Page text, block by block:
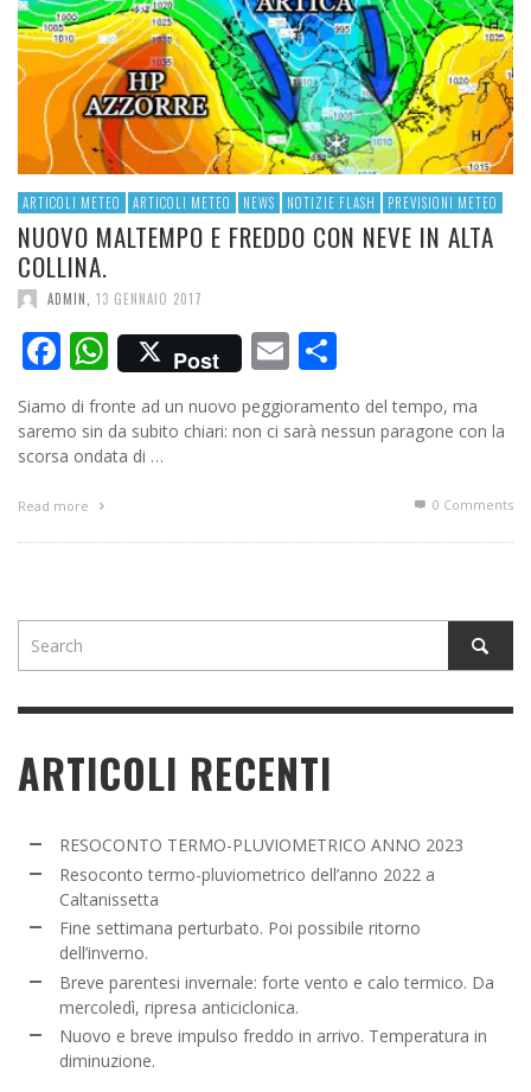
ARTICOLI METEO ARTICOLI METEO NEWS NOTIZIE FLASH PREVISIONI METEO
NUOVO MALTEMPO E FREDDO CON NEVE IN ALTA
COLLINA.
ADMIN 13 GENNAIO 2017
Facebook
WhatsApp
Post Email
Siamo di fronte ad un nuovo peggioramento del tempo, ma
saremo sin da subito chiari: non ci sarà nessun paragone con la
scorsa ondata di …
Read more 0 Comments
ARTICOLI RECENTI
RESOCONTO TERMO-PLUVIOMETRICO ANNO 2023
Resoconto termo-pluviometrico dell’anno 2022 a
Caltanissetta
Fine settimana perturbato. Poi possibile ritorno
dell’inverno.
Breve parentesi invernale: forte vento e calo termico. Da
mercoledì, ripresa anticiclonica.
Nuovo e breve impulso freddo in arrivo. Temperatura in
diminuzione.